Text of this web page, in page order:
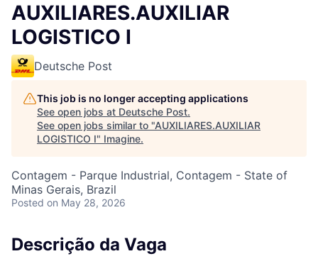
AUXILIARES.AUXILIAR
LOGISTICO I
Deutsche Post
This job is no longer accepting applications
See open jobs at Deutsche Post.
See open jobs similar to "AUXILIARES.AUXILIAR
LOGISTICO I" Imagine.
Contagem - Parque Industrial, Contagem - State of
Minas Gerais, Brazil
Posted on May 28, 2026
Descrição da Vaga